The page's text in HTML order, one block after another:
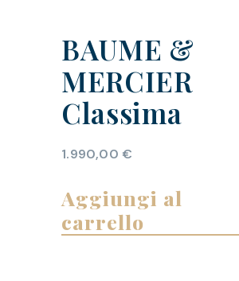
BAUME &
MERCIER
Classima
1.990,00 €
Aggiungi al
carrello